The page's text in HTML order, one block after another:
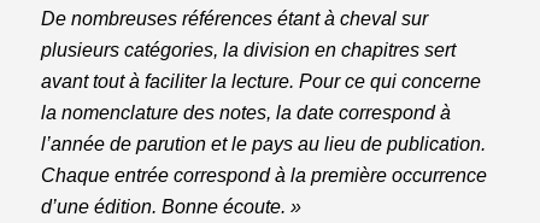
De nombreuses références étant à cheval sur
plusieurs catégories, la division en chapitres sert
avant tout à faciliter la lecture. Pour ce qui concerne
la nomenclature des notes, la date correspond à
l’année de parution et le pays au lieu de publication.
Chaque entrée correspond à la première occurrence
d’une édition. Bonne écoute. »